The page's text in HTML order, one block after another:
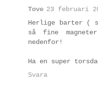
Tove 23 februari
Herlige barter (
så fine
nedenfor!
Ha en super
Svara